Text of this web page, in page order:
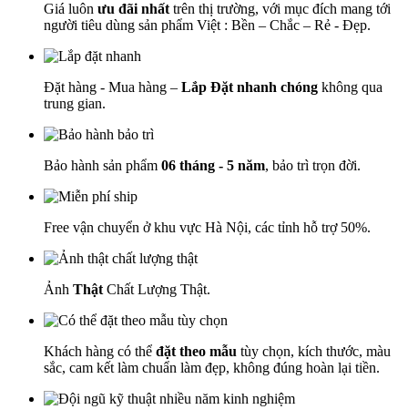
Giá luôn ưu đãi nhất trên thị trường, với mục đích mang tới
người tiêu dùng sản phẩm Việt : Bền – Chắc – Rẻ - Đẹp.
Đặt hàng - Mua hàng – Lắp Đặt nhanh chóng không qua
trung gian.
Bảo hành sản phẩm 06 tháng - 5 năm, bảo trì trọn đời.
Free vận chuyển ở khu vực Hà Nội, các tỉnh hỗ trợ 50%.
Ảnh Thật Chất Lượng Thật.
Khách hàng có thể đặt theo mẫu tùy chọn, kích thước, màu
sắc, cam kết làm chuẩn làm đẹp, không đúng hoàn lại tiền.